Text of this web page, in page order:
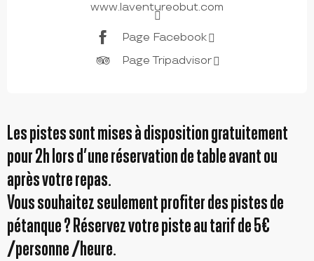
www.laventureobut.com
Page Facebook
Page Tripadvisor
Les pistes sont mises à disposition gratuitement
pour 2h lors d’une réservation de table avant ou
après votre repas.
Vous souhaitez seulement profiter des pistes de
pétanque ? Réservez votre piste au tarif de 5€
/personne /heure.